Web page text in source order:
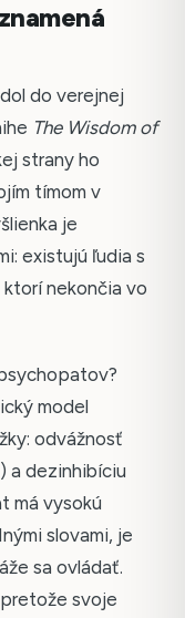
do verejnej
The Wisdom of
strany ho
tímom v
je
existujú ľudia s
nekončia vo
model
odvážnosť
a dezinhibíciu
má vysokú
slovami, je
sa ovládať.
svoje